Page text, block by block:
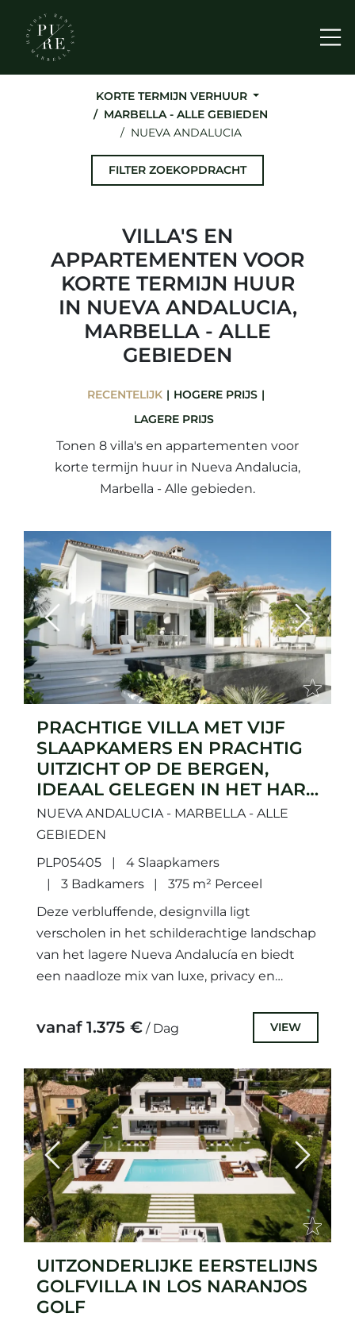
KORTE TERMIJN VERHUUR
MARBELLA - ALLE GEBIEDEN
NUEVA ANDALUCIA
FILTER ZOEKOPDRACHT
VILLA'S EN
APPARTEMENTEN VOOR
KORTE TERMIJN HUUR
IN NUEVA ANDALUCIA,
MARBELLA - ALLE
GEBIEDEN
RECENTELIJK
HOGERE PRIJS
LAGERE PRIJS
Tonen 8 villa's en appartementen voor
korte termijn huur in Nueva Andalucia,
Marbella - Alle gebieden.
Previous Next
PRACHTIGE VILLA MET VIJF
SLAAPKAMERS EN PRACHTIG
UITZICHT OP DE BERGEN,
IDEAAL GELEGEN IN HET HART
VAN NUEVA ANDALUCÍA
NUEVA ANDALUCIA - MARBELLA - ALLE
GEBIEDEN
PLP05405
4 Slaapkamers
3 Badkamers
375 m² Perceel
Deze verbluffende, designvilla ligt
verscholen in het schilderachtige landschap
van het lagere Nueva Andalucía en biedt
een naadloze mix van luxe, privacy en
vanaf 1.375 € / Dag VIEW
Previous Next
UITZONDERLIJKE EERSTELIJNS
GOLFVILLA IN LOS NARANJOS
GOLF